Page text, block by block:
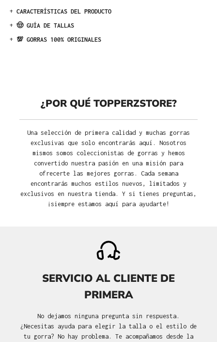
+ CARACTERÍSTICAS DEL PRODUCTO
+ 🤠 GUÍA DE TALLAS
+ 💯 GORRAS 100% ORIGINALES
¿POR QUÉ TOPPERZSTORE?
Una selección de primera calidad y muchas gorras
exclusivas que solo encontrarás aquí. Nosotros
mismos somos coleccionistas de gorras y hemos
convertido nuestra pasión en una misión para
ofrecerte las mejores gorras. Cada semana
encontrarás muchos estilos nuevos, limitados y
exclusivos en nuestra tienda. Y si tienes preguntas,
¡siempre estamos aquí para ayudarte!
SERVICIO AL CLIENTE DE
PRIMERA
No dejamos ninguna pregunta sin respuesta.
¿Necesitas ayuda para elegir la talla o el estilo de
tu gorra? No hay problema. Te acompañamos desde la